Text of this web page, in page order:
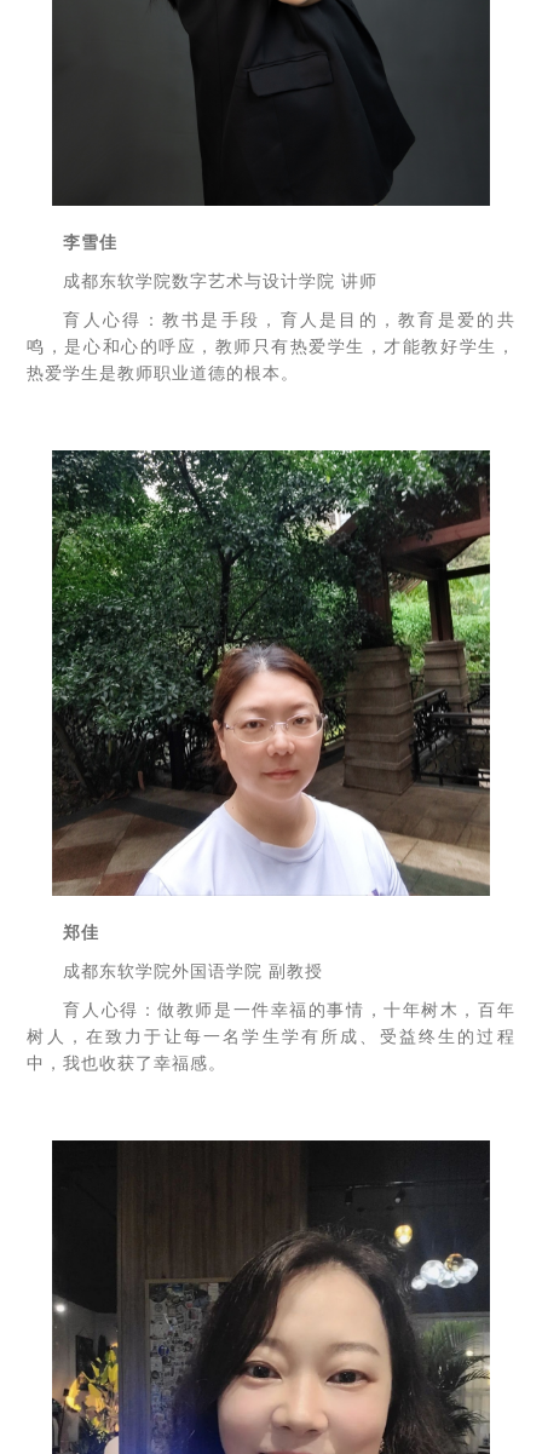
李雪佳
成都东软学院数字艺术与设计学院 讲师
育人心得：教书是手段，育人是目的，教育是爱的共
鸣，是心和心的呼应，教师只有热爱学生，才能教好学生，
热爱学生是教师职业道德的根本。
郑佳
成都东软学院外国语学院 副教授
育人心得：做教师是一件幸福的事情，十年树木，百年
树人，在致力于让每一名学生学有所成、受益终生的过程
中，我也收获了幸福感。